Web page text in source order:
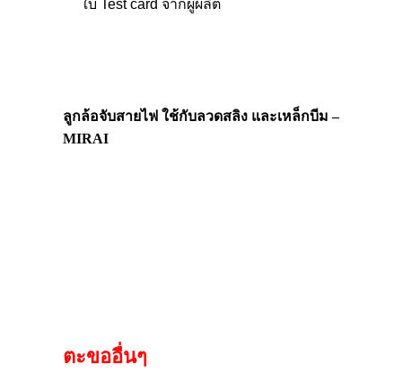
ใบ Test card จากผู้ผลิต
ลูกล้อจับสายไฟ ใช้กับลวดสลิง และเหล็กบีม –
MIRAI
ตะขออื่นๆ